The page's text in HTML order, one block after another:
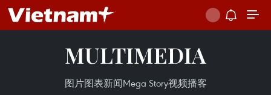
MULTIMEDIA
图片图表新闻Mega Story视频播客